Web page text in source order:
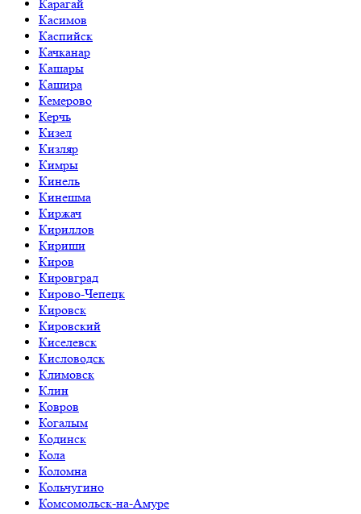
Карагай
Касимов
Каспийск
Качканар
Кашары
Кашира
Кемерово
Керчь
Кизел
Кизляр
Кимры
Кинель
Кинешма
Киржач
Кириллов
Кириши
Киров
Кировград
Кирово-Чепецк
Кировск
Кировский
Киселевск
Кисловодск
Климовск
Клин
Ковров
Когалым
Кодинск
Кола
Коломна
Кольчугино
Комсомольск-на-Амуре